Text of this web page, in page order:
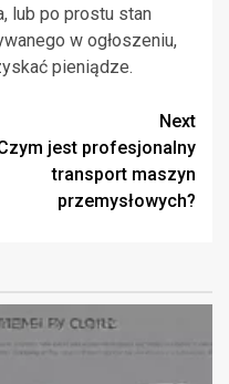
lub po prostu stan
w ogłoszeniu,
pieniądze.
Next
jest profesjonalny
transport maszyn
przemysłowych?